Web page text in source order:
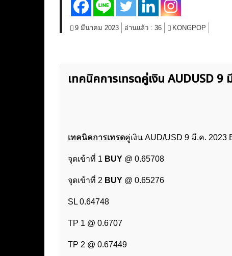
9 มีนาคม 2023 อ่านแล้ว : 36 KONGPOP
เทคนิคการเทรดคู่เงิน AUDUSD
เทคนิคการเทรดคู่เงิน AUD/USD 9 มี.ค. 2023
จุดเข้าที่ 1 BUY @ 0.65708
จุดเข้าที่ 2 BUY @ 0.65276
SL 0.64748
TP 1 @ 0.6707
TP 2 @ 0.67449